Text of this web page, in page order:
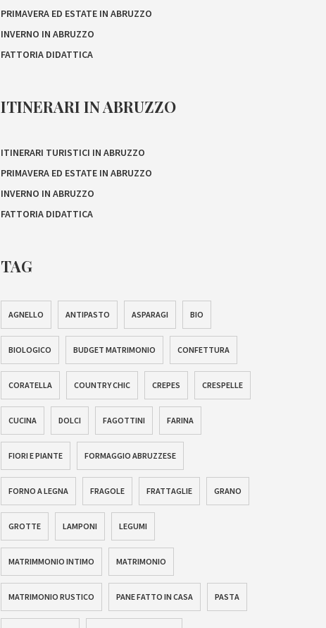
PRIMAVERA ED ESTATE IN ABRUZZO
INVERNO IN ABRUZZO
FATTORIA DIDATTICA
ITINERARI IN ABRUZZO
ITINERARI TURISTICI IN ABRUZZO
PRIMAVERA ED ESTATE IN ABRUZZO
INVERNO IN ABRUZZO
FATTORIA DIDATTICA
TAG
AGNELLO ANTIPASTO ASPARAGI BIO
BIOLOGICO BUDGET MATRIMONIO CONFETTURA
CORATELLA COUNTRY CHIC CREPES CRESPELLE
CUCINA DOLCI FAGOTTINI FARINA
FIORI E PIANTE FORMAGGIO ABRUZZESE
FORNO A LEGNA FRAGOLE FRATTAGLIE GRANO
GROTTE LAMPONI LEGUMI
MATRIMMONIO INTIMO MATRIMONIO
MATRIMONIO RUSTICO PANE FATTO IN CASA PASTA